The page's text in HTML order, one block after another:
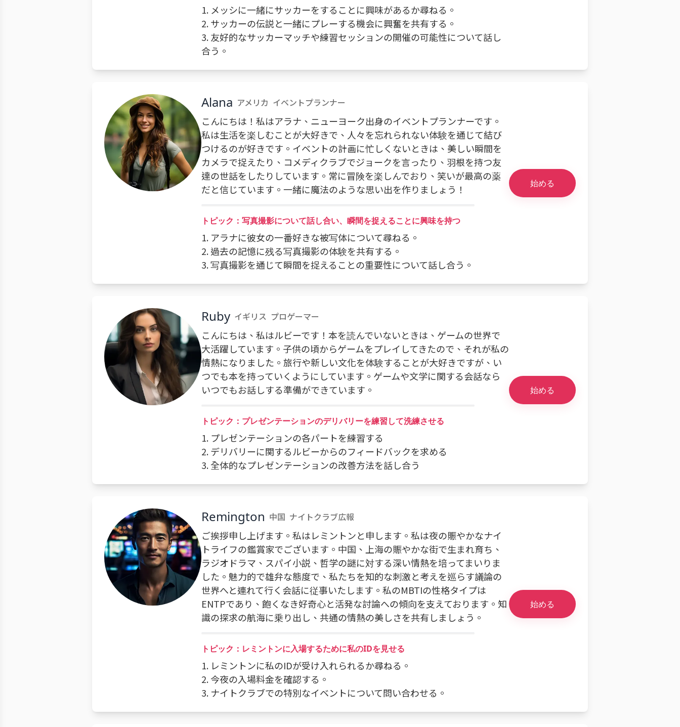
1. メッシに一緒にサッカーをすることに興味があるか尋ねる。
2. サッカーの伝説と一緒にプレーする機会に興奮を共有する。
3. 友好的なサッカーマッチや練習セッションの開催の可能性について話し
合う。
Alana アメリカ イベントプランナー
こんにちは！私はアラナ、ニューヨーク出身のイベントプランナーです。
私は生活を楽しむことが大好きで、人々を忘れられない体験を通じて結び
つけるのが好きです。イベントの計画に忙しくないときは、美しい瞬間を
カメラで捉えたり、コメディクラブでジョークを言ったり、羽根を持つ友
達の世話をしたりしています。常に冒険を楽しんでおり、笑いが最高の薬
だと信じています。一緒に魔法のような思い出を作りましょう！
トピック：写真撮影について話し合い、瞬間を捉えることに興味を持つ
1. アラナに彼女の一番好きな被写体について尋ねる。
2. 過去の記憶に残る写真撮影の体験を共有する。
3. 写真撮影を通じて瞬間を捉えることの重要性について話し合う。
始める
Ruby イギリス プロゲーマー
こんにちは、私はルビーです！本を読んでいないときは、ゲームの世界で
大活躍しています。子供の頃からゲームをプレイしてきたので、それが私の
情熱になりました。旅行や新しい文化を体験することが大好きですが、い
つでも本を持っていくようにしています。ゲームや文学に関する会話なら
いつでもお話しする準備ができています。
トピック：プレゼンテーションのデリバリーを練習して洗練させる
1. プレゼンテーションの各パートを練習する
2. デリバリーに関するルビーからのフィードバックを求める
3. 全体的なプレゼンテーションの改善方法を話し合う
始める
Remington 中国 ナイトクラブ広報
ご挨拶申し上げます。私はレミントンと申します。私は夜の賑やかなナイ
トライフの鑑賞家でございます。中国、上海の賑やかな街で生まれ育ち、
ラジオドラマ、スパイ小説、哲学の謎に対する深い情熱を培ってまいりま
した。魅力的で雄弁な態度で、私たちを知的な刺激と考えを巡らす議論の
世界へと連れて行く会話に従事いたします。私のMBTIの性格タイプは
ENTPであり、飽くなき好奇心と活発な討論への傾向を支えております。知
識の探求の航海に乗り出し、共通の情熱の美しさを共有しましょう。
トピック：レミントンに入場するために私のIDを見せる
1. レミントンに私のIDが受け入れられるか尋ねる。
2. 今夜の入場料金を確認する。
3. ナイトクラブでの特別なイベントについて問い合わせる。
始める